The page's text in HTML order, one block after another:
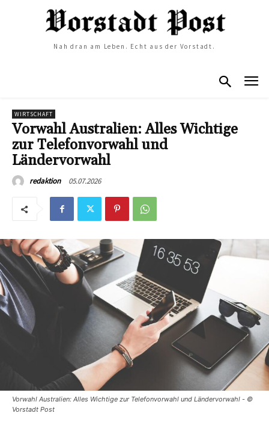
Nah dran am Leben. Echt aus der Vorstadt.
WIRTSCHAFT
Vorwahl Australien: Alles Wichtige
zur Telefonvorwahl und
Ländervorwahl
redaktion 05.07.2026
Vorwahl Australien: Alles Wichtige zur Telefonvorwahl und Ländervorwahl - ©
Vorstadt Post